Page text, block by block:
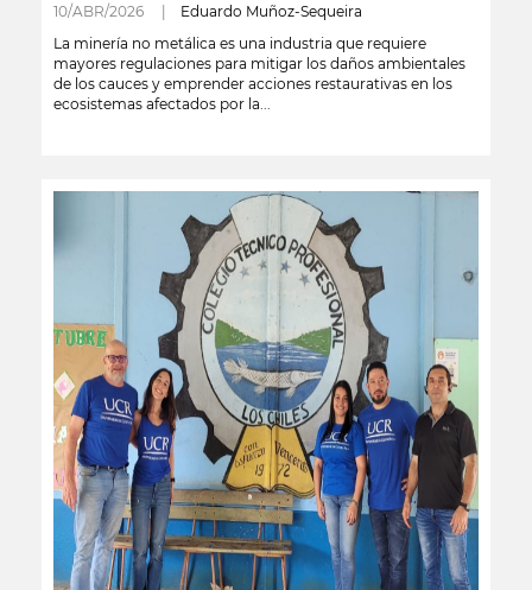
10/ABR/2026 | Eduardo Muñoz-Sequeira
La minería no metálica es una industria que requiere
mayores regulaciones para mitigar los daños ambientales
de los cauces y emprender acciones restaurativas en los
ecosistemas afectados por la...